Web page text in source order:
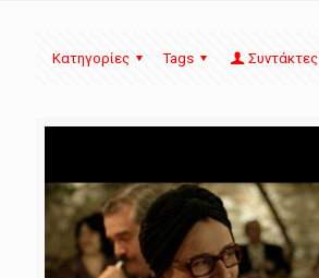
Κατηγορίες Tags Συντάκτες